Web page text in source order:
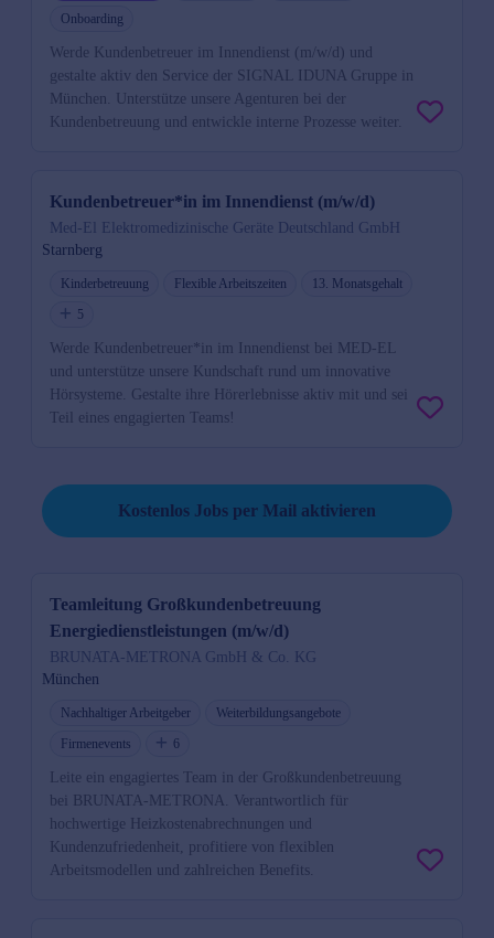
Onboarding
Werde Kundenbetreuer im Innendienst (m/w/d) und
gestalte aktiv den Service der SIGNAL IDUNA Gruppe in
München. Unterstütze unsere Agenturen bei der
Kundenbetreuung und entwickle interne Prozesse weiter.
Kundenbetreuer*in im Innendienst (m/w/d)
Med-El Elektromedizinische Geräte Deutschland GmbH
Starnberg
Kinderbetreuung Flexible Arbeitszeiten
13. Monatsgehalt
5
Werde Kundenbetreuer*in im Innendienst bei MED-EL
und unterstütze unsere Kundschaft rund um innovative
Hörsysteme. Gestalte ihre Hörerlebnisse aktiv mit und sei
Teil eines engagierten Teams!
Kostenlos Jobs per Mail aktivieren
Teamleitung Großkundenbetreuung
Energiedienstleistungen (m/w/d)
BRUNATA-METRONA GmbH & Co. KG
München
Nachhaltiger Arbeitgeber
Weiterbildungsangebote
Firmenevents
6
Leite ein engagiertes Team in der Großkundenbetreuung
bei BRUNATA-METRONA. Verantwortlich für
hochwertige Heizkostenabrechnungen und
Kundenzufriedenheit, profitiere von flexiblen
Arbeitsmodellen und zahlreichen Benefits.